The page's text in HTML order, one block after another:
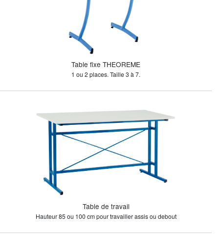
Table fixe THEOREME
1 ou 2 places. Taille 3 à 7.
Table de travail
Hauteur 85 ou 100 cm pour travailler assis ou debout